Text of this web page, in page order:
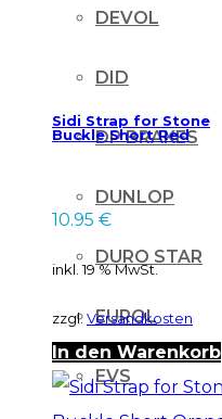
DEVOL
DID
DP BRAKES
DUNLOP
DURO STAR
EUROL
EVS
Sidi Strap for Stone
Buckle Short Red
10.95 €
inkl. 19 % MwSt.
zzgl.Versandkosten
In den Warenkorb